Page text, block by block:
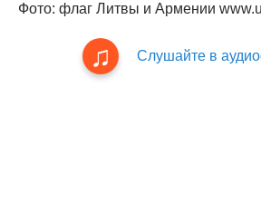
Фото: флаг Литвы и Армении
Слушайте в